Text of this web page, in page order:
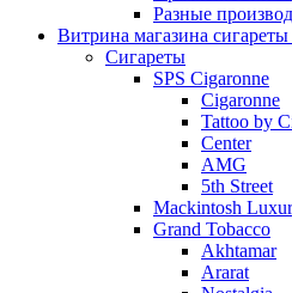
Разные
Витрина магазина
Cигареты
SPS Cigaronne
Сigaronne
Tattoo by
Center
AMG
5th Street
Mackintosh
Grand Tobacco
Akhtamar
Ararat